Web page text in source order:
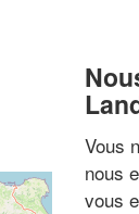
Vous
nous
vous